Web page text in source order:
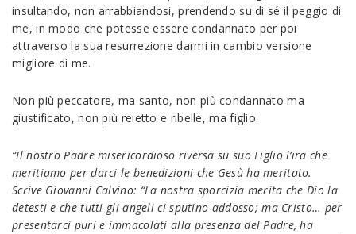
insultando, non arrabbiandosi, prendendo su di sé il peggio di
me, in modo che potesse essere condannato per poi
attraverso la sua resurrezione darmi in cambio versione
migliore di me.
Non più peccatore, ma santo, non più condannato ma
giustificato, non più reietto e ribelle, ma figlio.
“Il nostro Padre misericordioso riversa su suo Figlio l’ira che
meritiamo per darci le benedizioni che Gesù ha meritato.
Scrive Giovanni Calvino: “La nostra sporcizia merita che Dio la
detesti e che tutti gli angeli ci sputino addosso; ma Cristo… per
presentarci puri e immacolati alla presenza del Padre, ha